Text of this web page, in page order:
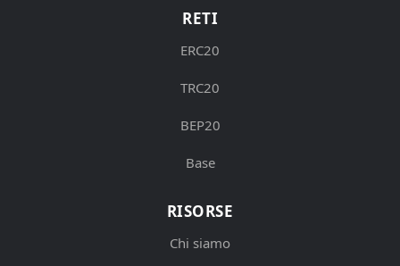
RETI
ERC20
TRC20
BEP20
Base
RISORSE
Chi siamo